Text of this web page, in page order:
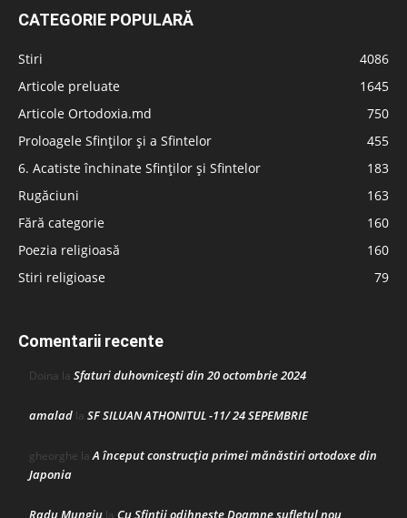
CATEGORIE POPULARĂ
Stiri
4086
Articole preluate
1645
Articole Ortodoxia.md
750
Proloagele Sfinților și a Sfintelor
455
6. Acatiste închinate Sfinților și Sfintelor
183
Rugăciuni
163
Fără categorie
160
Poezia religioasă
160
Stiri religioase
79
Comentarii recente
Doina la Sfaturi duhovnicești din 20 octombrie 2024
amalad la SF SILUAN ATHONITUL -11/ 24 SEPEMBRIE
gheorghe laA început construcţia primei mănăstiri ortodoxe din
Japonia
Radu Mungiu
Cu Sfinții odihnește Doamne sufletul nou